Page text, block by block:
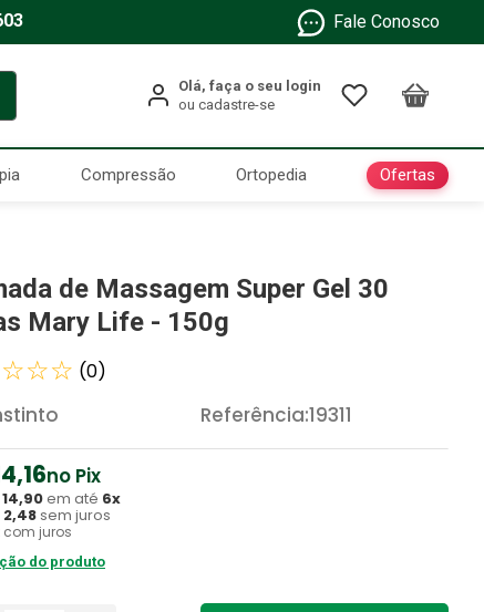
Fale Conosco
Compressão Ortopedia Ofertas
de Massagem Super Gel 30
Mary Life - 150g
☆☆☆ (0)
Referência:19311
,16no Pix
14,90em até 6x
2,48 sem juros
com juros
do produto